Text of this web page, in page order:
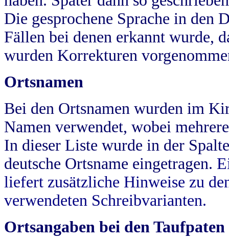
Die gesprochene Sprache in
Fällen bei denen erkannt wurde,
wurden Korrekturen
Ortsnamen
Bei den Ortsnamen wurden im
Namen verwendet, wobei
In dieser Liste wurde in der
deutsche Ortsname eingetragen.
liefert zusätzliche Hinweise zu
verwendeten Schreibvarianten.
Ortsangaben bei den Taufpaten